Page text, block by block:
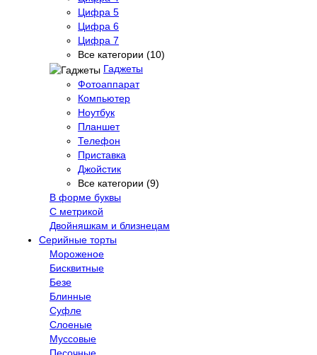
Цифра 5
Цифра 6
Цифра 7
Все категории (10)
Гаджеты
Фотоаппарат
Компьютер
Ноутбук
Планшет
Телефон
Приставка
Джойстик
Все категории (9)
В форме буквы
С метрикой
Двойняшкам и близнецам
Серийные торты
Мороженое
Бисквитные
Безе
Блинные
Суфле
Слоеные
Муссовые
Песочные